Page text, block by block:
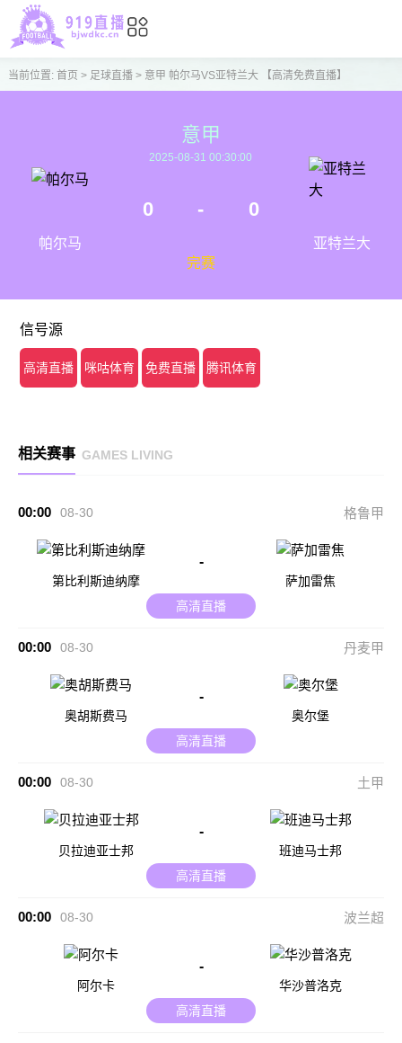
当前位置: 首页 > 足球直播> 意甲 帕尔马VS亚特兰大 【高清免费直播】
帕尔马
意甲
2025-08-31 00:30:00
0 - 0
完赛
亚特兰大
信号源
高清直播 咪咕体育 免费直播 腾讯体育
相关赛事 GAMES LIVING
00:00 08-30 格鲁甲
第比利斯迪纳摩
-
萨加雷焦
高清直播
00:00 08-30 丹麦甲
奥胡斯费马
-
奥尔堡
高清直播
00:00 08-30 土甲
贝拉迪亚士邦
-
班迪马士邦
高清直播
00:00 08-30 波兰超
阿尔卡
-
华沙普洛克
高清直播